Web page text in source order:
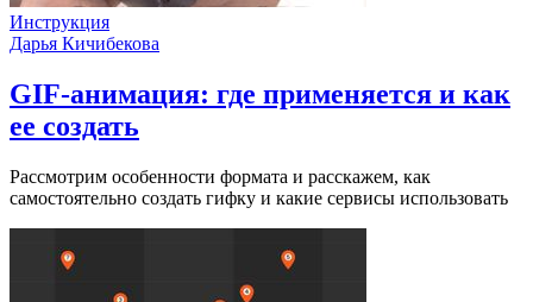
Инструкция
Дарья Кичибекова
GIF-анимация: где применяется и как
ее создать
Рассмотрим особенности формата и расскажем, как
самостоятельно создать гифку и какие сервисы использовать